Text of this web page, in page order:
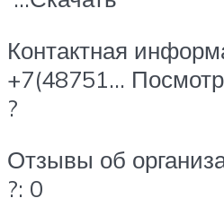
Контактная
+7(48751…
?
Отзывы об
?: 0